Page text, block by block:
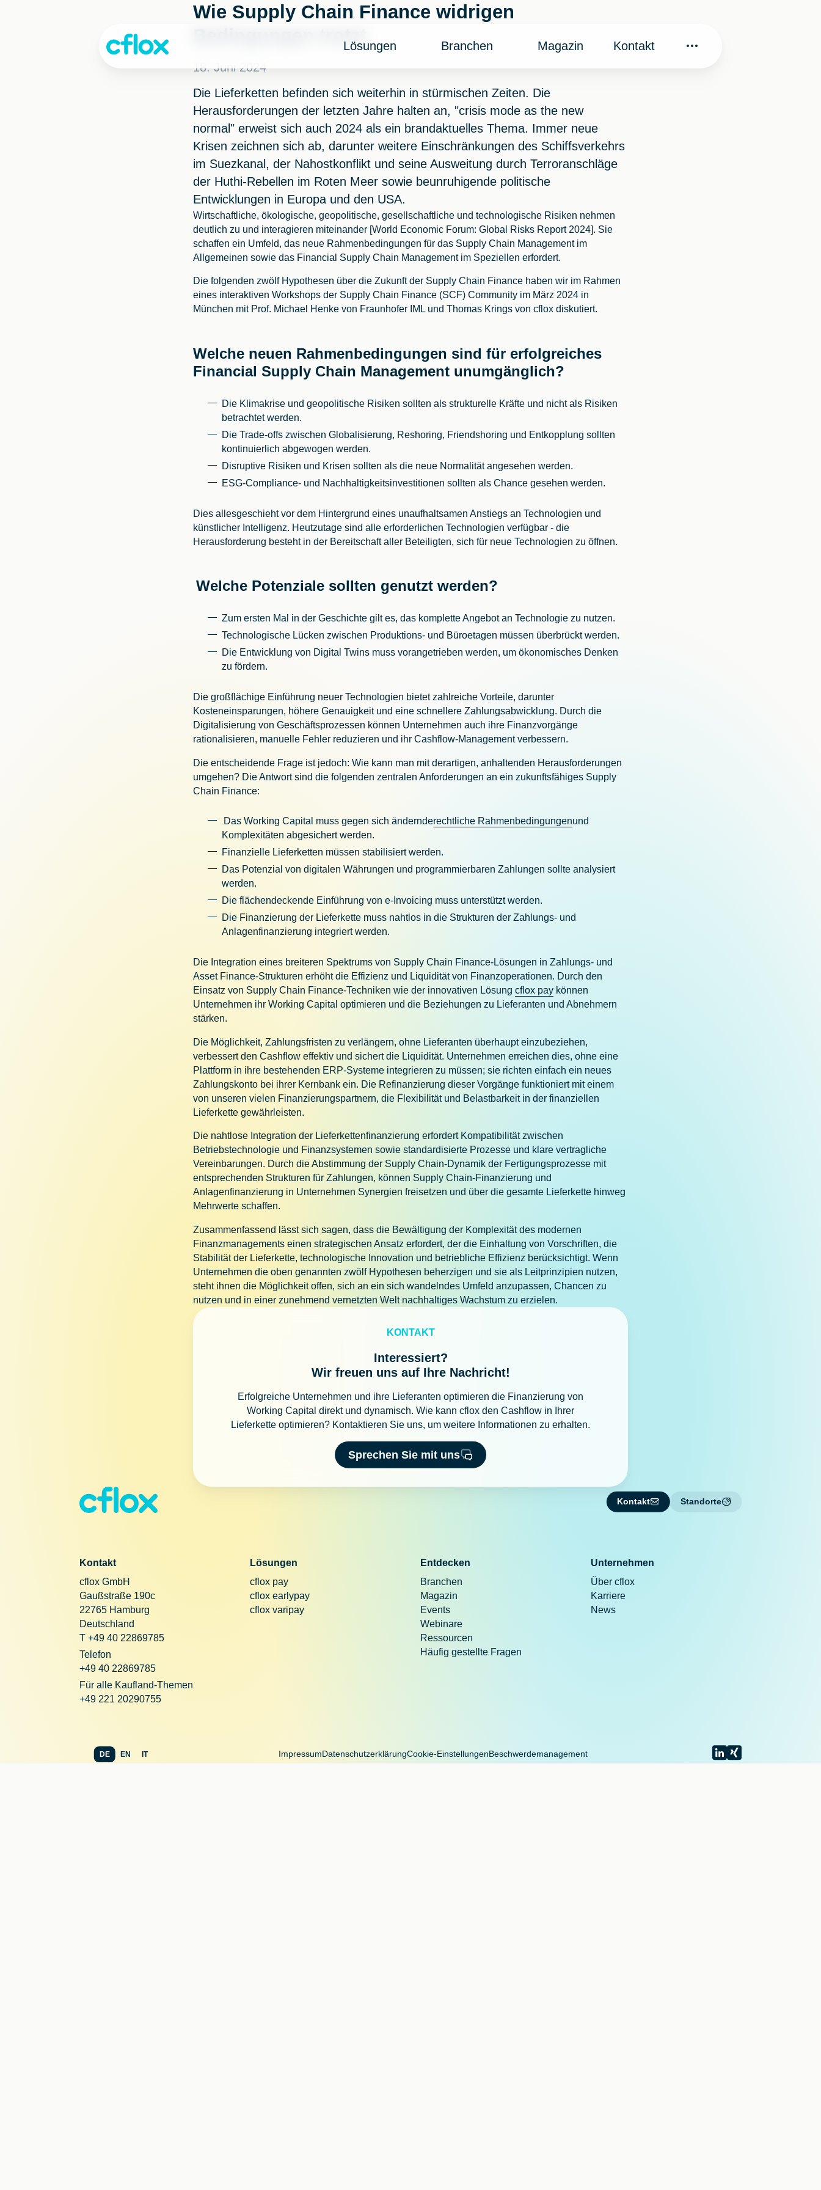
Lösungen Branchen Magazin Kontakt
Wie Supply Chain Finance widrigen
Bedingungen trotzt
18. Juni 2024
Die Lieferketten befinden sich weiterhin in stürmischen Zeiten. Die
Herausforderungen der letzten Jahre halten an, "crisis mode as the new
normal" erweist sich auch 2024 als ein brandaktuelles Thema. Immer neue
Krisen zeichnen sich ab, darunter weitere Einschränkungen des Schiffsverkehrs
im Suezkanal, der Nahostkonflikt und seine Ausweitung durch Terroranschläge
der Huthi-Rebellen im Roten Meer sowie beunruhigende politische
Entwicklungen in Europa und den USA.
Wirtschaftliche, ökologische, geopolitische, gesellschaftliche und technologische Risiken nehmen
deutlich zu und interagieren miteinander [World Economic Forum: Global Risks Report 2024]. Sie
schaffen ein Umfeld, das neue Rahmenbedingungen für das Supply Chain Management im
Allgemeinen sowie das Financial Supply Chain Management im Speziellen erfordert.
Die folgenden zwölf Hypothesen über die Zukunft der Supply Chain Finance haben wir im Rahmen
eines interaktiven Workshops der Supply Chain Finance (SCF) Community im März 2024 in
München mit Prof. Michael Henke von Fraunhofer IML und Thomas Krings von cflox diskutiert.
Welche neuen Rahmenbedingungen sind für erfolgreiches
Financial Supply Chain Management unumgänglich?
Die Klimakrise und geopolitische Risiken sollten als strukturelle Kräfte und nicht als Risiken
betrachtet werden.
Die Trade-offs zwischen Globalisierung, Reshoring, Friendshoring und Entkopplung sollten
kontinuierlich abgewogen werden.
Disruptive Risiken und Krisen sollten als die neue Normalität angesehen werden.
ESG-Compliance- und Nachhaltigkeitsinvestitionen sollten als Chance gesehen werden.
Dies allesgeschieht vor dem Hintergrund eines unaufhaltsamen Anstiegs an Technologien und
künstlicher Intelligenz. Heutzutage sind alle erforderlichen Technologien verfügbar - die
Herausforderung besteht in der Bereitschaft aller Beteiligten, sich für neue Technologien zu öffnen.
Welche Potenziale sollten genutzt werden?
Zum ersten Mal in der Geschichte gilt es, das komplette Angebot an Technologie zu nutzen.
Technologische Lücken zwischen Produktions- und Büroetagen müssen überbrückt werden.
Die Entwicklung von Digital Twins muss vorangetrieben werden, um ökonomisches Denken
zu fördern.
Die großflächige Einführung neuer Technologien bietet zahlreiche Vorteile, darunter
Kosteneinsparungen, höhere Genauigkeit und eine schnellere Zahlungsabwicklung. Durch die
Digitalisierung von Geschäftsprozessen können Unternehmen auch ihre Finanzvorgänge
rationalisieren, manuelle Fehler reduzieren und ihr Cashflow-Management verbessern.
Die entscheidende Frage ist jedoch: Wie kann man mit derartigen, anhaltenden Herausforderungen
umgehen? Die Antwort sind die folgenden zentralen Anforderungen an ein zukunftsfähiges Supply
Chain Finance:
Das Working Capital muss gegen sich ändernderechtliche Rahmenbedingungenund
Komplexitäten abgesichert werden.
Finanzielle Lieferketten müssen stabilisiert werden.
Das Potenzial von digitalen Währungen und programmierbaren Zahlungen sollte analysiert
werden.
Die flächendeckende Einführung von e-Invoicing muss unterstützt werden.
Die Finanzierung der Lieferkette muss nahtlos in die Strukturen der Zahlungs- und
Anlagenfinanzierung integriert werden.
Die Integration eines breiteren Spektrums von Supply Chain Finance-Lösungen in Zahlungs- und
Asset Finance-Strukturen erhöht die Effizienz und Liquidität von Finanzoperationen. Durch den
Einsatz von Supply Chain Finance-Techniken wie der innovativen Lösung cflox paykönnen
Unternehmen ihr Working Capital optimieren und die Beziehungen zu Lieferanten und Abnehmern
stärken.
Die Möglichkeit, Zahlungsfristen zu verlängern, ohne Lieferanten überhaupt einzubeziehen,
verbessert den Cashflow effektiv und sichert die Liquidität. Unternehmen erreichen dies, ohne eine
Plattform in ihre bestehenden ERP-Systeme integrieren zu müssen; sie richten einfach ein neues
Zahlungskonto bei ihrer Kernbank ein. Die Refinanzierung dieser Vorgänge funktioniert mit einem
von unseren vielen Finanzierungspartnern, die Flexibilität und Belastbarkeit in der finanziellen
Lieferkette gewährleisten.
Die nahtlose Integration der Lieferkettenfinanzierung erfordert Kompatibilität zwischen
Betriebstechnologie und Finanzsystemen sowie standardisierte Prozesse und klare vertragliche
Vereinbarungen. Durch die Abstimmung der Supply Chain-Dynamik der Fertigungsprozesse mit
entsprechenden Strukturen für Zahlungen, können Supply Chain-Finanzierung und
Anlagenfinanzierung in Unternehmen Synergien freisetzen und über die gesamte Lieferkette hinweg
Mehrwerte schaffen.
Zusammenfassend lässt sich sagen, dass die Bewältigung der Komplexität des modernen
Finanzmanagements einen strategischen Ansatz erfordert, der die Einhaltung von Vorschriften, die
Stabilität der Lieferkette, technologische Innovation und betriebliche Effizienz berücksichtigt. Wenn
Unternehmen die oben genannten zwölf Hypothesen beherzigen und sie als Leitprinzipien nutzen,
steht ihnen die Möglichkeit offen, sich an ein sich wandelndes Umfeld anzupassen, Chancen zu
nutzen und in einer zunehmend vernetzten Welt nachhaltiges Wachstum zu erzielen.
KONTAKT
Interessiert?
Wir freuen uns auf Ihre Nachricht!
Erfolgreiche Unternehmen und ihre Lieferanten optimieren die Finanzierung von
Working Capital direkt und dynamisch. Wie kann cflox den Cashflow in Ihrer
Lieferkette optimieren? Kontaktieren Sie uns, um weitere Informationen zu erhalten.
Sprechen Sie mit uns
Kontakt Standorte
Kontakt
cflox GmbH
Gaußstraße 190c
22765 Hamburg
Deutschland
T +49 40 22869785
Telefon
+49 40 22869785
Für alle Kaufland-Themen
+49 221 20290755
Lösungen
cflox pay
cflox earlypay
cflox varipay
Entdecken
Branchen
Magazin
Events
Webinare
Ressourcen
Häufig gestellte Fragen
Unternehmen
Über cflox
Karriere
News
DE EN IT Impressum DatenschutzerklärungCookie-Einstellungen Beschwerdemanagement